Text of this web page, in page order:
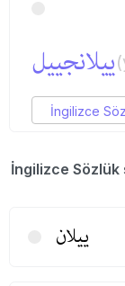
ییلانجییل
İngilizce
İngilizce Sözlük
ییلان